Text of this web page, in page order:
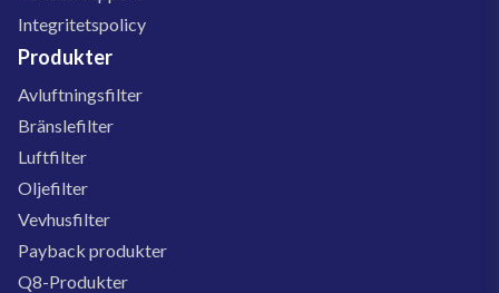
Integritetspolicy
Produkter
Avluftningsfilter
Bränslefilter
Luftfilter
Oljefilter
Vevhusfilter
Payback produkter
Q8-Produkter